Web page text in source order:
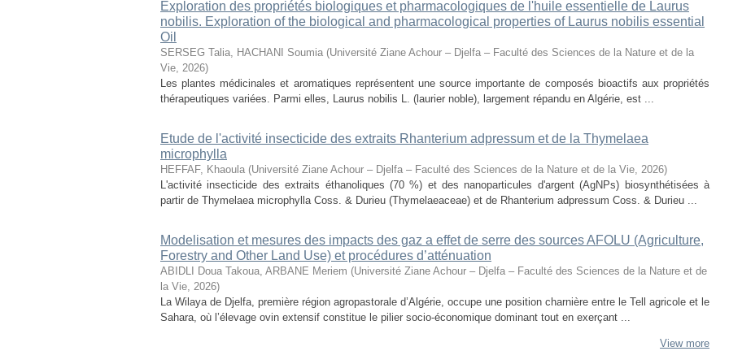
Exploration des propriétés biologiques et pharmacologiques de l'huile essentielle de Laurus
nobilis. Exploration of the biological and pharmacological properties of Laurus nobilis essential
Oil
SERSEG Talia, HACHANI Soumia (Université Ziane Achour – Djelfa – Faculté des Sciences de la Nature et de la
Vie, 2026)
Les plantes médicinales et aromatiques représentent une source importante de composés bioactifs aux propriétés
thérapeutiques variées. Parmi elles, Laurus nobilis L. (laurier noble), largement répandu en Algérie, est ...
Etude de l'activité insecticide des extraits Rhanterium adpressum et de la Thymelaea
microphylla
HEFFAF, Khaoula (Université Ziane Achour – Djelfa – Faculté des Sciences de la Nature et de la Vie, 2026)
L'activité insecticide des extraits éthanoliques (70 %) et des nanoparticules d'argent (AgNPs) biosynthétisées à
partir de Thymelaea microphylla Coss. & Durieu (Thymelaeaceae) et de Rhanterium adpressum Coss. & Durieu ...
Modelisation et mesures des impacts des gaz a effet de serre des sources AFOLU (Agriculture,
Forestry and Other Land Use) et procédures d’atténuation
ABIDLI Doua Takoua, ARBANE Meriem (Université Ziane Achour – Djelfa – Faculté des Sciences de la Nature et de
la Vie, 2026)
La Wilaya de Djelfa, première région agropastorale d’Algérie, occupe une position charnière entre le Tell agricole et le
Sahara, où l’élevage ovin extensif constitue le pilier socio-économique dominant tout en exerçant ...
View more